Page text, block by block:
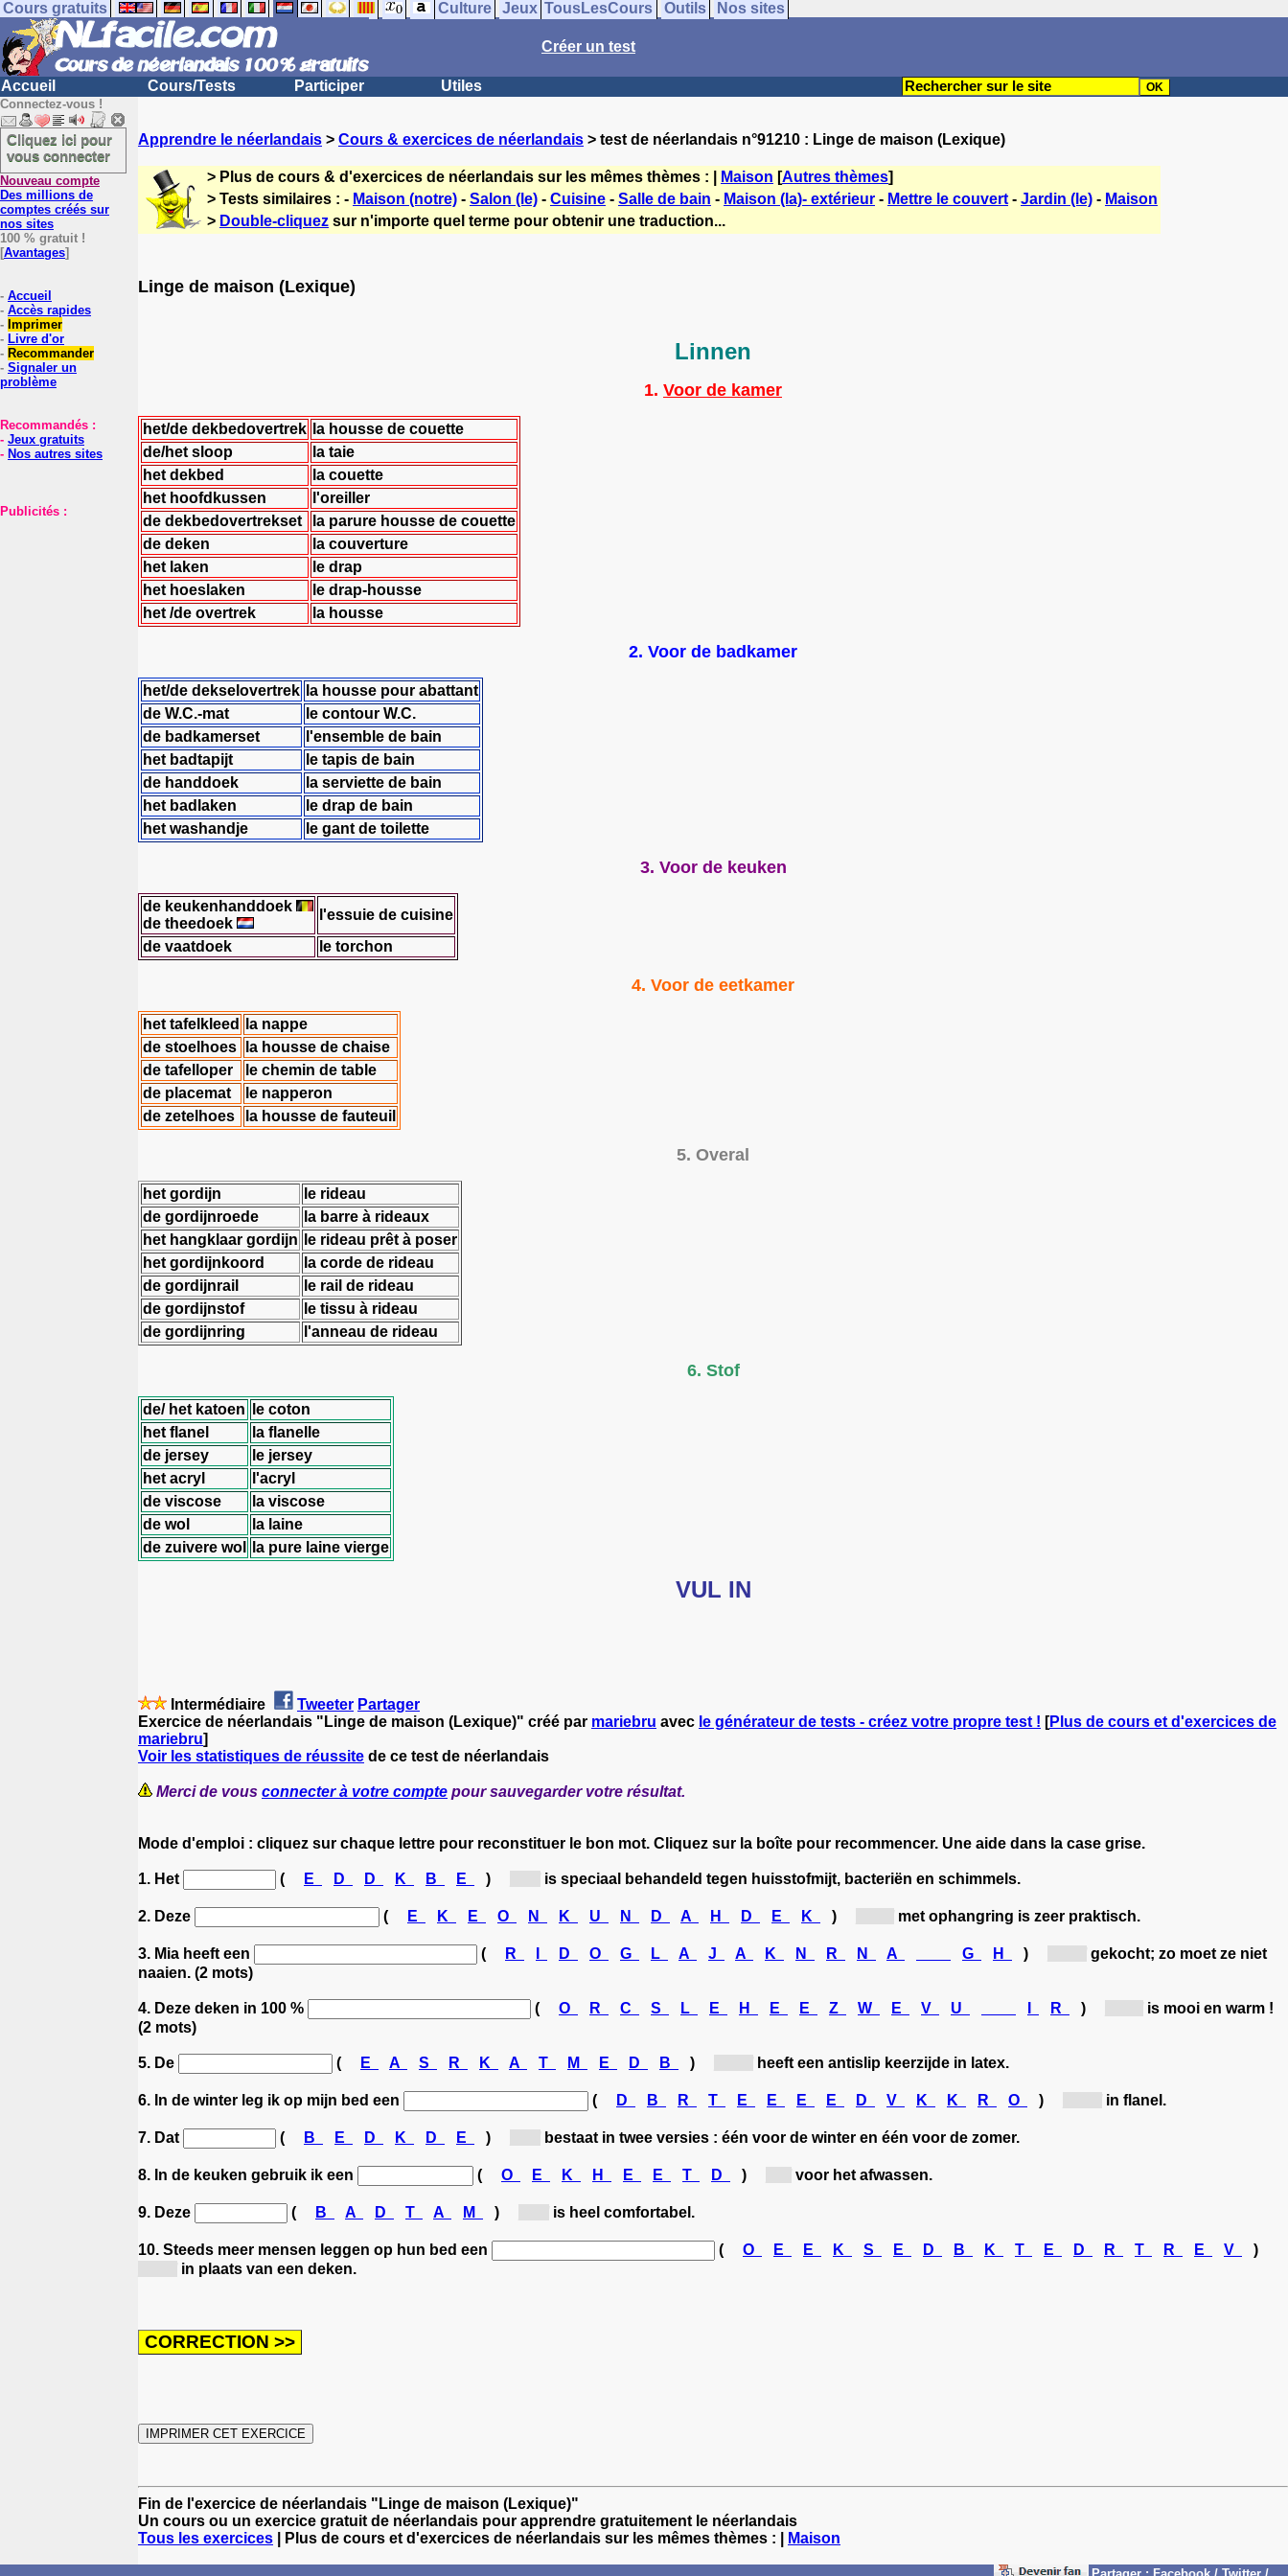
Cours gratuits Culture Jeux TousLesCours Outils Nos sites
Créer un test
Accueil Cours/Tests Participer Utiles
Connectez-vous !
Cliquez ici pour
vous connecter
Nouveau compte
Des millions de
comptes créés sur
nos sites
100 % gratuit !
[Avantages]
- Accueil
- Accès rapides
- Imprimer
- Livre d'or
- Recommander
- Signaler un
problème
Recommandés :
- Jeux gratuits
- Nos autres sites
Publicités :
Apprendre le néerlandais > Cours & exercices de néerlandais > test de néerlandais n°91210 : Linge de maison (Lexique)
> Plus de cours & d'exercices de néerlandais sur les mêmes thèmes : | Maison [Autres thèmes]
> Tests similaires : - Maison (notre) - Salon (le) - Cuisine - Salle de bain - Maison (la)- extérieur - Mettre le couvert - Jardin (le) - Maison
> Double-cliquez sur n'importe quel terme pour obtenir une traduction...
Linge de maison (Lexique)
Linnen
1. Voor de kamer
het/de dekbedovertrek la housse de couette
de/het sloop
la taie
het dekbed
la couette
het hoofdkussen
l'oreiller
de dekbedovertrekset
la parure housse de couette
de deken
la couverture
het laken
le drap
het hoeslaken
le drap-housse
het /de overtrek
la housse
2. Voor de badkamer
het/de dekselovertrek la housse pour abattant
de W.C.-mat
le contour W.C.
de badkamerset
l'ensemble de bain
het badtapijt
le tapis de bain
de handdoek
la serviette de bain
het badlaken
le drap de bain
het washandje
le gant de toilette
3. Voor de keuken
de keukenhanddoek
de theedoek
l'essuie de cuisine
de vaatdoek
le torchon
4. Voor de eetkamer
het tafelkleed
la nappe
de stoelhoes
la housse de chaise
de tafelloper
le chemin de table
de placemat
le napperon
de zetelhoes
la housse de fauteuil
5. Overal
het gordijn
le rideau
de gordijnroede
la barre à rideaux
het hangklaar gordijn
le rideau prêt à poser
het gordijnkoord
la corde de rideau
de gordijnrail
le rail de rideau
de gordijnstof
le tissu à rideau
de gordijnring
l'anneau de rideau
6. Stof
de/ het katoen
le coton
het flanel
la flanelle
de jersey
le jersey
het acryl
l'acryl
de viscose
la viscose
de wol
la laine
de zuivere wol
la pure laine vierge
VUL IN
Intermédiaire Tweeter Partager
Exercice de néerlandais "Linge de maison (Lexique)" créé par mariebru avec le générateur de tests - créez votre propre test ! [Plus de cours et d'exercices de
mariebru]
Voir les statistiques de réussite de ce test de néerlandais
Merci de vous connecter à votre compte pour sauvegarder votre résultat.
Mode d'emploi : cliquez sur chaque lettre pour reconstituer le bon mot. Cliquez sur la boîte pour recommencer. Une aide dans la case grise.
1. Het ( E D D K B E ) is speciaal behandeld tegen huisstofmijt, bacteriën en schimmels.
2. Deze ( E K E O N K U N D A H D E K ) met ophangring is zeer praktisch.
3. Mia heeft een ( R D O G L A J A K N R N A G H )
gekocht; zo moet ze niet
naaien. (2 mots)
4. Deze deken in 100 % ( O R C S L E H E E Z W E V U R )
is mooi en warm !
(2 mots)
5. De ( E A S R K A T M E D B ) heeft een antislip keerzijde in latex.
6. In de winter leg ik op mijn bed een ( D B R T E E E E D V K K R O ) in flanel.
7. Dat ( B E D K D E ) bestaat in twee versies : één voor de winter en één voor de zomer.
8. In de keuken gebruik ik een ( O E K H E E T D ) voor het afwassen.
9. Deze ( B A D T A M ) is heel comfortabel.
10. Steeds meer mensen leggen op hun bed een ( O E E K S E D B K T E D R T R E V
)
in plaats van een deken.
Fin de l'exercice de néerlandais "Linge de maison (Lexique)"
Un cours ou un exercice gratuit de néerlandais pour apprendre gratuitement le néerlandais
Tous les exercices | Plus de cours et d'exercices de néerlandais sur les mêmes thèmes : | Maison